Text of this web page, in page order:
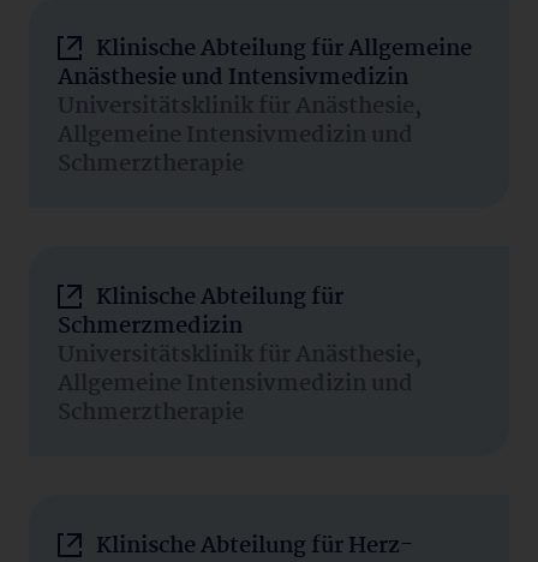
Klinische Abteilung für Allgemeine
Anästhesie und Intensivmedizin
Universitätsklinik für Anästhesie,
Allgemeine Intensivmedizin und
Schmerztherapie
Klinische Abteilung für
Schmerzmedizin
Universitätsklinik für Anästhesie,
Allgemeine Intensivmedizin und
Schmerztherapie
Klinische Abteilung für Herz-